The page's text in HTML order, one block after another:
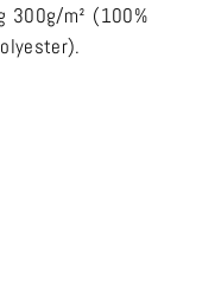
300g/m² (100%